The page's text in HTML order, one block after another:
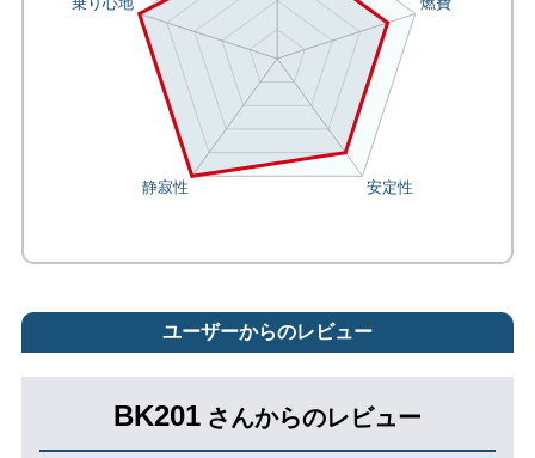
ユーザーからのレビュー
BK201 さんからのレビュー